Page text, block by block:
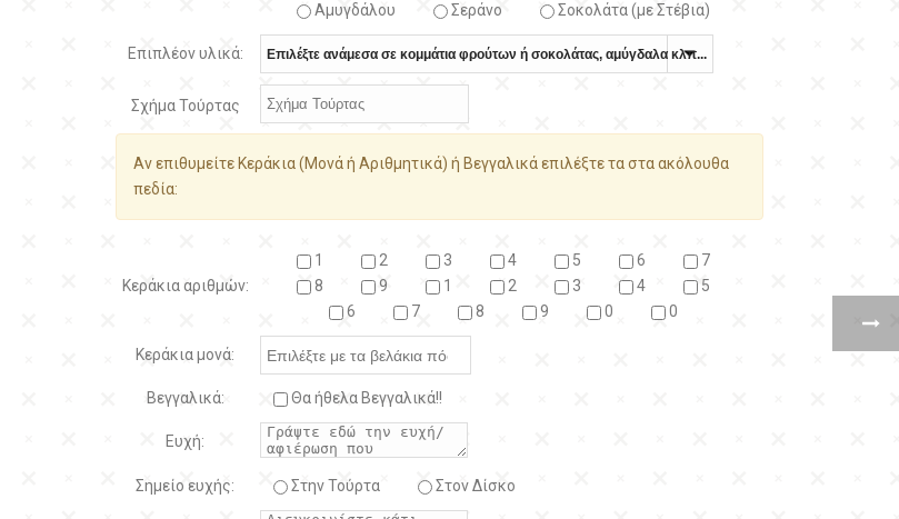
Αμυγδάλου
Σεράνο Σοκολάτα (με Στέβια)
Επιπλέον υλικά:
Σχήμα Τούρτας
Αν επιθυμείτε Κεράκια (Μονά ή Αριθμητικά) ή Βεγγαλικά επιλέξτε τα στα ακόλουθα
πεδία:
Κεράκια αριθμών:
1 2 3 4 5 6
7
8
9 1 2 3 4
5
6
7 8 9 0 0
Κεράκια μονά:
Βεγγαλικά: Θα ήθελα Βεγγαλικά!!
Ευχή:
Σημείο ευχής: Στην Τούρτα Στον Δίσκο